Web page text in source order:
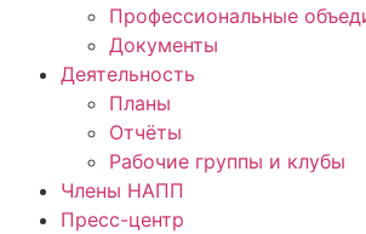
Профессиональные
Документы
Деятельность
Планы
Отчёты
Рабочие группы и клубы
Члены НАПП
Пресс-центр